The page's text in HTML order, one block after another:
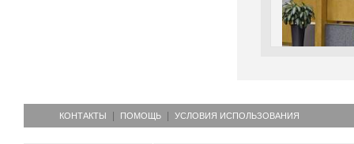
КОНТАКТЫ ПОМОЩЬ УСЛОВИЯ ИСПОЛЬЗОВАНИЯ